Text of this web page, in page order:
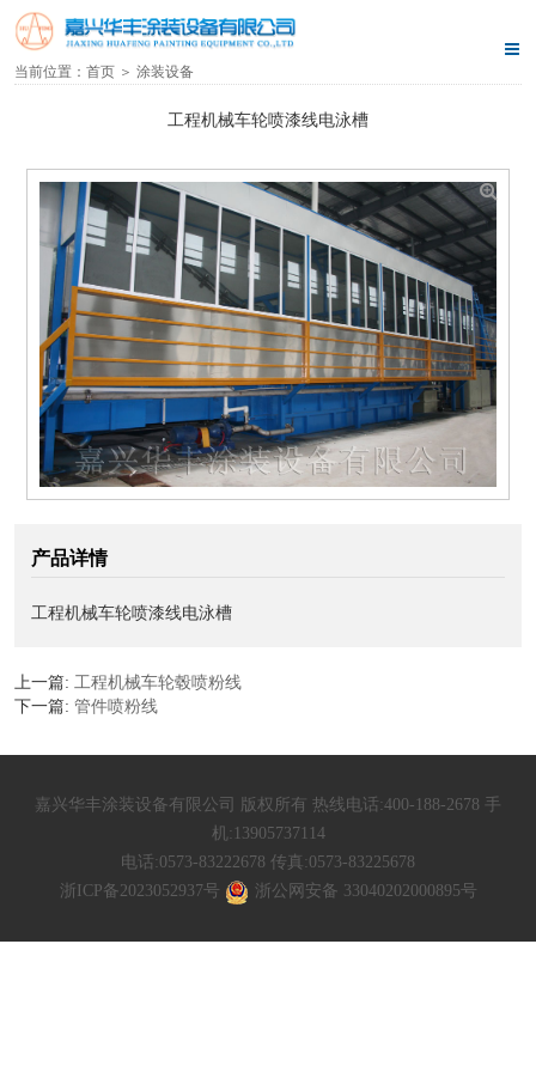
当前位置： 首页 ＞ 涂装设备
工程机械车轮喷漆线电泳槽
产品详情
工程机械车轮喷漆线电泳槽
上一篇: 工程机械车轮毂喷粉线
下一篇: 管件喷粉线
嘉兴华丰涂装设备有限公司 版权所有 热线电话:400-188-2678 手
机:13905737114
电话:0573-83222678 传真:0573-83225678
浙ICP备2023052937号
浙公网安备 33040202000895号